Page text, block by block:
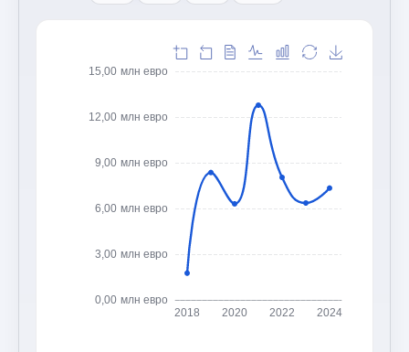
0,00 млн евро
3,00 млн евро
6,00 млн евро
9,00 млн евро
12,00 млн евро
15,00 млн евро
2018 2020 2022 2024